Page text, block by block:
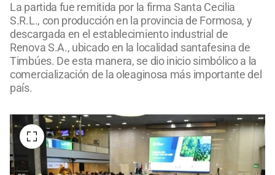
La partida fue remitida por la firma Santa Cecilia
S.R.L., con producción en la provincia de Formosa, y
descargada en el establecimiento industrial de
Renova S.A., ubicado en la localidad santafesina de
Timbúes. De esta manera, se dio inicio simbólico a la
comercialización de la oleaginosa más importante del
país.